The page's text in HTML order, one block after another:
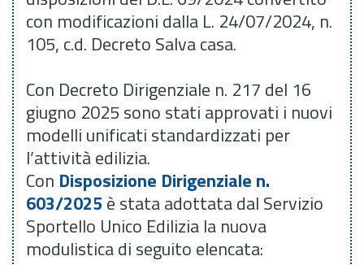
con modificazioni dalla L. 24/07/2024, n.
105, c.d. Decreto Salva casa.
Con Decreto Dirigenziale n. 217 del 16
giugno 2025 sono stati approvati i nuovi
modelli unificati standardizzati per
l’attività edilizia.
Con Disposizione Dirigenziale n.
603/2025 è stata adottata dal Servizio
Sportello Unico Edilizia la nuova
modulistica di seguito elencata: